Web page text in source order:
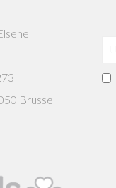
Brussel